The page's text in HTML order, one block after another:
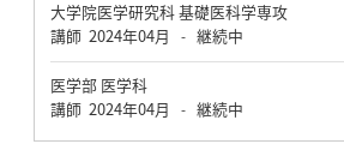
大学院医学研究科 基礎医科学専攻
講師 2024年04月 - 継続中
医学部 医学科
講師 2024年04月 - 継続中